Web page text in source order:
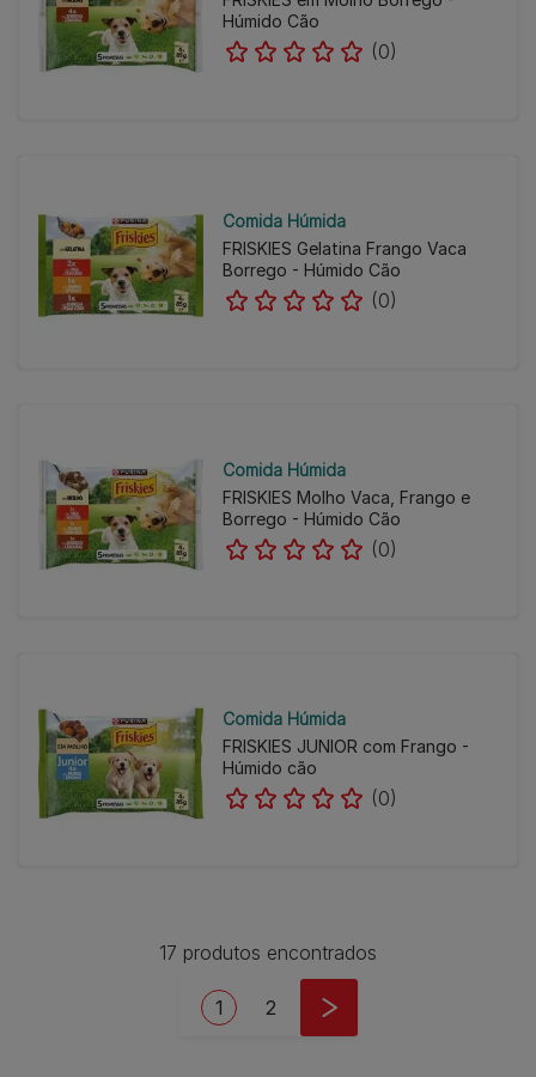
Húmido Cão
(0)
Comida Húmida
FRISKIES Gelatina Frango Vaca
Borrego - Húmido Cão
(0)
Comida Húmida
FRISKIES Molho Vaca, Frango e
Borrego - Húmido Cão
(0)
Comida Húmida
FRISKIES JUNIOR com Frango -
Húmido cão
(0)
17 produtos encontrados
Current page
1 Page
2